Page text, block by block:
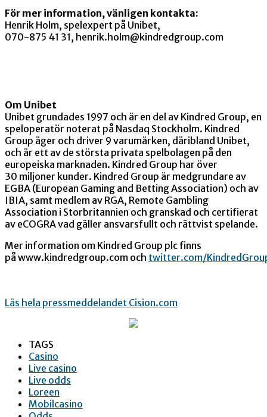
För mer information, vänligen kontakta:
Henrik Holm, spelexpert på Unibet,
070-875 41 31, henrik.holm@kindredgroup.com
Om Unibet
Unibet grundades 1997 och är en del av Kindred Group, en
speloperatör noterat på Nasdaq Stockholm. Kindred
Group äger och driver 9 varumärken, däribland Unibet,
och är ett av de största privata spelbolagen på den
europeiska marknaden. Kindred Group har över
30 miljoner kunder. Kindred Group är medgrundare av
EGBA (European Gaming and Betting Association) och av
IBIA, samt medlem av RGA, Remote Gambling
Association i Storbritannien och granskad och certifierat
av eCOGRA vad gäller ansvarsfullt och rättvist spelande.
Mer information om Kindred Group plc finns
på www.kindredgroup.com och twitter.com/
Läs hela pressmeddelandet Cision.com
TAGS
Casino
Live casino
Live odds
Loreen
Mobilcasino